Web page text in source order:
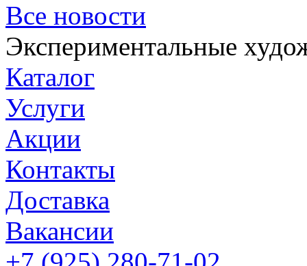
Все новости
Экспериментальные
Каталог
Услуги
Акции
Контакты
Доставка
Вакансии